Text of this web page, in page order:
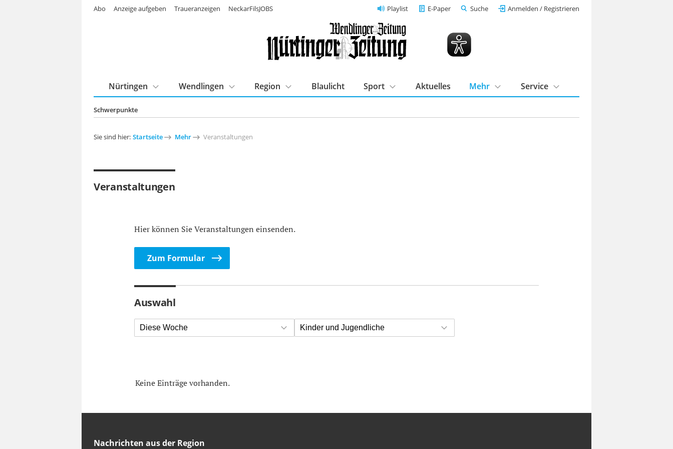
Playlist E-Paper Suche Anmelden / Registrieren
Schwerpunkte
Nürtingen Wendlingen Region Blaulicht Sport Aktuelles Mehr Service
Abo Anzeige aufgeben Traueranzeigen NeckarFilsJOBS
Sie sind hier: Startseite Mehr Veranstaltungen
Veranstaltungen
Hier können Sie Veranstaltungen einsenden.
Zum Formular
Auswahl
Diese Woche Kinder und Jugendliche
Keine Einträge vorhanden.
Nachrichten aus der Region